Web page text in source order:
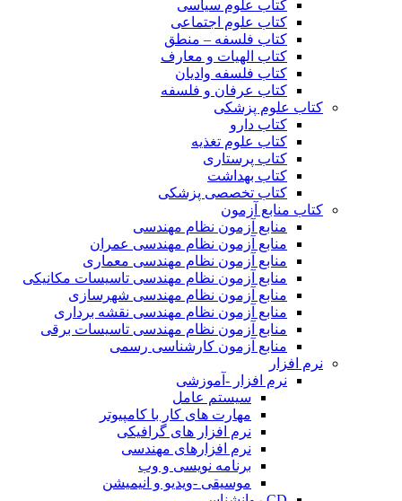
کتاب علوم سیاسی
کتاب علوم اجتماعی
کتاب فلسفه – منطق
کتاب الهیات و معارف
کتاب فلسفه وادیان
کتاب عرفان و فلسفه
کتاب علوم پزشکی
کتاب دارو
کتاب علوم تغذیه
کتاب پرستاری
کتاب بهداشت
کتاب تخصصی پزشکی
کتاب منابع آزمون
منابع آزمون نظام مهندسی
منابع آزمون نظام مهندسی عمران
منابع آزمون نظام مهندسی معماری
منابع آزمون نظام مهندسی تاسیسات مکانیکی
منابع آزمون نظام مهندسی شهرسازی
منابع آزمون نظام مهندسی نقشه برداری
منابع آزمون نظام مهندسی تاسیسات برقی
منابع آزمون کارشناسی رسمی
نرم افزار
نرم افزار -آموزشی
سیستم عامل
مهارت های کار با کامپیوتر
نرم افزار های گرافیکی
نرم افزارهای مهندسی
برنامه نویسی و وب
موسیقی -ویدیو و انیمیشن